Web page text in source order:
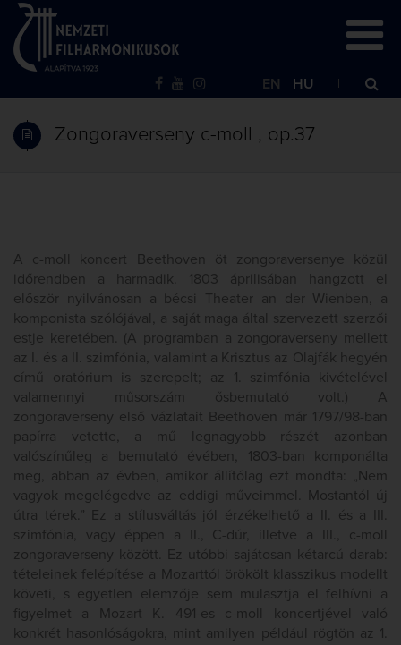
EN HU
Zongoraverseny c-moll , op.37
A c-moll koncert Beethoven öt zongoraversenye közül
időrendben a harmadik. 1803 áprilisában hangzott el
először nyilvánosan a bécsi Theater an der Wienben, a
komponista szólójával, a saját maga által szervezett szerzői
estje keretében. (A programban a zongoraverseny mellett
az I. és a II. szimfónia, valamint a Krisztus az Olajfák hegyén
című oratórium is szerepelt; az 1. szimfónia kivételével
valamennyi műsorszám ősbemutató volt.) A
zongoraverseny első vázlatait Beethoven már 1797/98-ban
papírra vetette, a mű legnagyobb részét azonban
valószínűleg a bemutató évében, 1803-ban komponálta
meg, abban az évben, amikor állítólag ezt mondta: „Nem
vagyok megelégedve az eddigi műveimmel. Mostantól új
útra térek.” Ez a stílusváltás jól érzékelhető a II. és a III.
szimfónia, vagy éppen a II., C-dúr, illetve a III., c-moll
zongoraverseny között. Ez utóbbi sajátosan kétarcú darab:
tételeinek felépítése a Mozarttól örökölt klasszikus modellt
követi, s egyetlen elemzője sem mulasztja el felhívni a
figyelmet a Mozart K. 491-es c-moll koncertjével való
konkrét hasonlóságokra, mint amilyen például rögtön az 1.